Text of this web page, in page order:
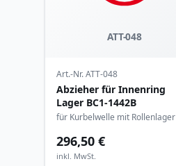
ATT-048
Art.-Nr.ATT-048
Abzieher für Innenring
Lager BC1-1442B
für Kurbelwelle mit Rollenlager
296,50 €
inkl. MwSt.